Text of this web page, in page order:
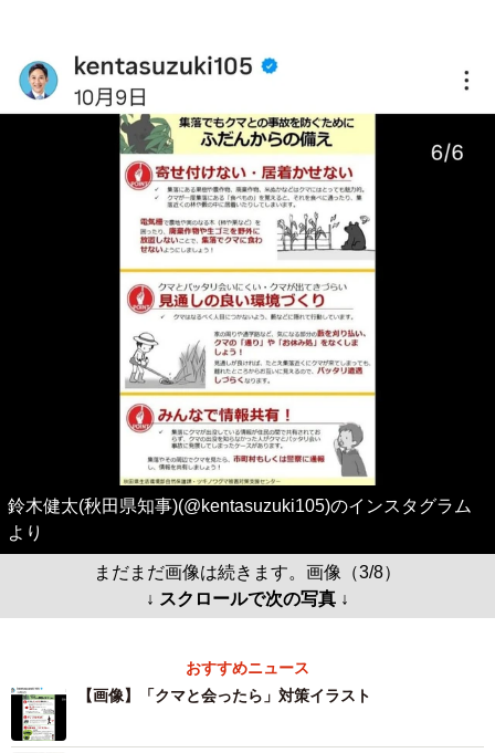
鈴木健太(秋田県知事)(@kentasuzuki105)のインスタグラム
より
まだまだ画像は続きます。画像（3/8）
↓ スクロールで次の写真 ↓
おすすめニュース
【画像】「クマと会ったら」対策イラスト